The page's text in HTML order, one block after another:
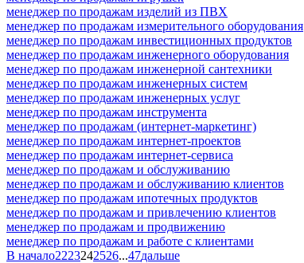
менеджер по продажам изделий из ПВХ
менеджер по продажам измерительного оборудования
менеджер по продажам инвестиционных продуктов
менеджер по продажам инженерного оборудования
менеджер по продажам инженерной сантехники
менеджер по продажам инженерных систем
менеджер по продажам инженерных услуг
менеджер по продажам инструмента
менеджер по продажам (интернет-маркетинг)
менеджер по продажам интернет-проектов
менеджер по продажам интернет-сервиса
менеджер по продажам и обслуживанию
менеджер по продажам и обслуживанию клиентов
менеджер по продажам ипотечных продуктов
менеджер по продажам и привлечению клиентов
менеджер по продажам и продвижению
менеджер по продажам и работе с клиентами
В начало2223242526...47дальше